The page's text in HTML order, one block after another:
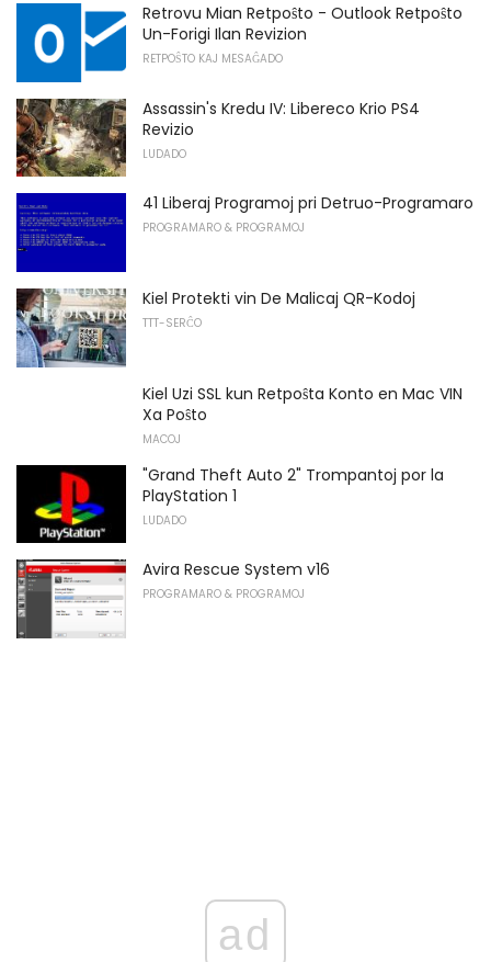
Retrovu Mian Retpoŝto - Outlook Retpoŝto
Un-Forigi Ilan Revizion
RETPOŜTO KAJ MESAĜADO
Assassin's Kredu IV: Libereco Krio PS4
Revizio
LUDADO
41 Liberaj Programoj pri Detruo-Programaro
PROGRAMARO & PROGRAMOJ
Kiel Protekti vin De Malicaj QR-Kodoj
TTT-SERĈO
Kiel Uzi SSL kun Retpoŝta Konto en Mac VIN
Xa Poŝto
MACOJ
"Grand Theft Auto 2" Trompantoj por la
PlayStation 1
LUDADO
Avira Rescue System v16
PROGRAMARO & PROGRAMOJ
ad